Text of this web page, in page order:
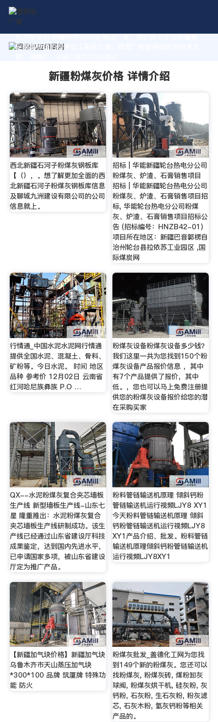
作为专业的 新疆粉煤灰价格 制造厂家，我们致力于为您量身
定制高价值的粉体加工系统方案。获取厂家直销报价及技术支
新疆粉煤灰价格 详情介绍
西北新疆石河子粉煤灰钢板库
【（），。想了解更加全面的西
北新疆石河子粉煤灰钢板库信息
及聊城九洲建设有限公司的公司
信息就上。
招标 | 华能新疆轮台热电分公司
粉煤灰、炉渣、石膏销售项目
招标 | 华能新疆轮台热电分公司
粉煤灰、炉渣、石膏销售项目招
标, 华能轮台热电分公司粉煤
灰、炉渣、石膏销售项目招标公
告 (招标编号：HNZB42-01)
项目所在地区：新疆巴音郭楞自
治州轮台县拉依苏工业园区 ,国
际煤炭网
行情通_中国水泥水泥网行情通
提供全国水泥、混凝土、骨料、
矿粉等。今日水泥。 时间 地区
品种 参考价 12月02日 云南省
红河哈尼族彝族 P.O …
粉煤灰设备粉煤灰设备多少钱？
我们这里一共为您找到150个粉
煤灰设备产品报价信息 ，其中
有7个产品提供了报价，其中
低。，您也可以马上免费注册提
供您的粉煤灰设备报价给您的潜
在采购买家
QX--水泥粉煤灰复合夹芯墙板
生产线 新型墙板生产线-山东七
星 隆重推出：水泥粉煤灰复合
夹芯墙板生产线研制成功。该生
产线已经通过山东省建设厅科技
成果鉴定，达到国内先进水平，
已申请国家多项，被山东省建设
厅定为推广产品。
粉料管链输送机原理 倾斜钙粉
管链输送机运行视频LJY8 XY1
今天粉料管链输送机原理 倾斜
钙粉管链输送机运行视频LJY8
XY1产品介绍、批发。粉料管链
输送机原理倾斜钙粉管链输送机
运行视频LJY8XY1
【新疆加气块价格】新疆加气块
乌鲁木齐市天山蒸压加气块
*300*100 品牌 筑厦牌 特殊功
能 防火
粉煤灰批发_盖德化工网为您找
到149个新的粉煤灰。您还可以
找粉煤灰, 粉煤灰砖, 煤粉卸灰
球阀, 粉煤灰烘干机, 硅灰粉, 灰
钙粉, 石灰粉, 生石灰粉, 粉灰滤
芯, 石灰木粉, 氢灰钙粉等相关
产品的。